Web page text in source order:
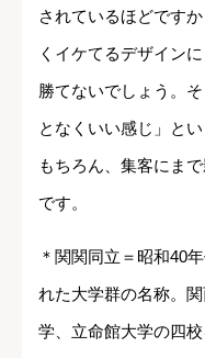
されているほどです
くイケてるデザイン
勝てないでしょう。
となくいい感じ」と
もちろん、集客にま
です。
＊関関同立＝昭和40
れた大学群の名称。
学、立命館大学の四